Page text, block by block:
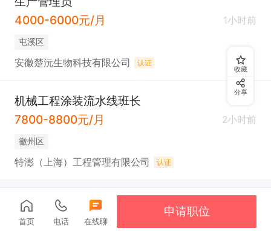
4000-6000元/月
1小时前
屯溪区
安徽楚沅生物科技有限公司 认证
机械工程涂装流水线班长
7800-8800元/月
2小时前
徽州区
特澎（上海）工程管理有限公司 认证
收藏
分享
首页 电话 在线聊
申请职位